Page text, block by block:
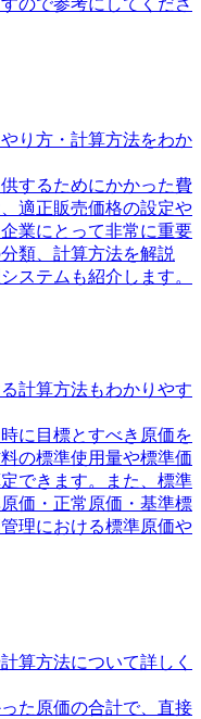
ので参考にしてくださ
り方・計算方法をわか
するためにかかった費
適正販売価格の設定や
業にとって非常に重要
類、計算方法を解説
ステムも紹介します。
計算方法もわかりやす
に目標とすべき原価を
の標準使用量や標準価
できます。また、標準
価・正常原価・基準標
理における標準原価や
算方法について詳しく
た原価の合計で、直接